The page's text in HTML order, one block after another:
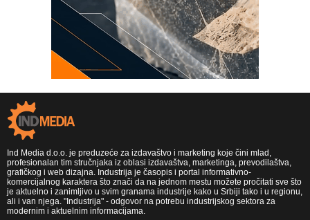
Ind Media d.o.o. je preduzeće za izdavaštvo i marketing koje čini mlad,
profesionalan tim stručnjaka iz oblasi izdavaštva, marketinga, prevodilaštva,
grafičkog i web dizajna. Industrija je časopis i portal informativno-
komercijalnog karaktera što znači da na jednom mestu možete pročitati sve što
je aktuelno i zanimljivo u svim granama industrije kako u Srbiji tako i u regionu,
ali i van njega. "Industrija" - odgovor na potrebu industrijskog sektora za